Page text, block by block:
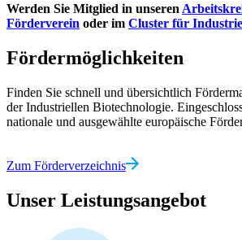
Werden Sie Mitglied in unseren
Förderverein oder im Cluster für
Fördermöglichkeiten
Finden Sie schnell und übersichtlich
der Industriellen Biotechnologie.
nationale und ausgewählte europäische
Zum Förderverzeichnis
Unser Leistungsangebot